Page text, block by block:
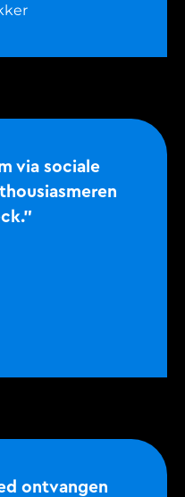
via sociale
ontvangen